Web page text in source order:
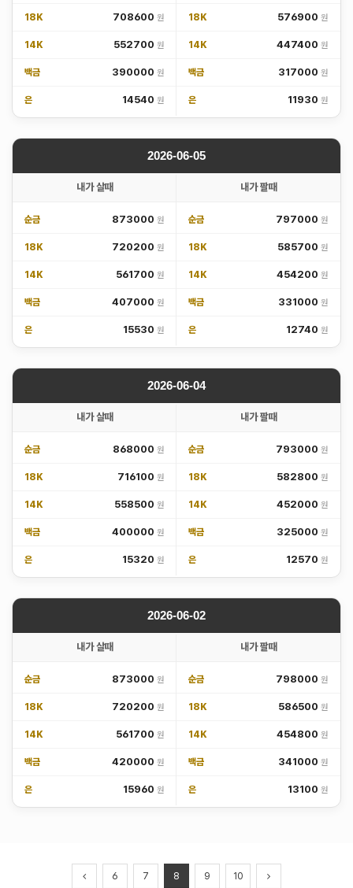
18K 708600
14K 552700
백금 390000
은 14540
18K 576900
14K 447400
백금 317000
은 11930
2026-06-05
내가 살때
순금 873000
18K 720200
14K 561700
백금 407000
은 15530
내가 팔때
순금 797000
18K 585700
14K 454200
백금 331000
은 12740
2026-06-04
내가 살때
순금 868000
18K 716100
14K 558500
백금 400000
은 15320
내가 팔때
순금 793000
18K 582800
14K 452000
백금 325000
은 12570
2026-06-02
내가 살때
순금 873000
18K 720200
14K 561700
백금 420000
은 15960
내가 팔때
순금 798000
18K 586500
14K 454800
백금 341000
은 13100
6 7 8 9 10